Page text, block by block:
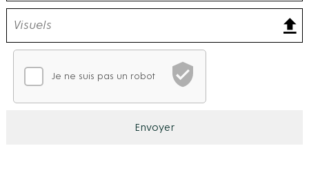
Vérification CAPTCHA
Je ne suis pas un robot
En attente de vérification
Ce CAPTCHA analyse votre comportement de
Envoyer